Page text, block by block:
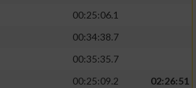
00:25:06.1
00:34:38.7
00:35:35.7
00:25:09.2
02:26:51